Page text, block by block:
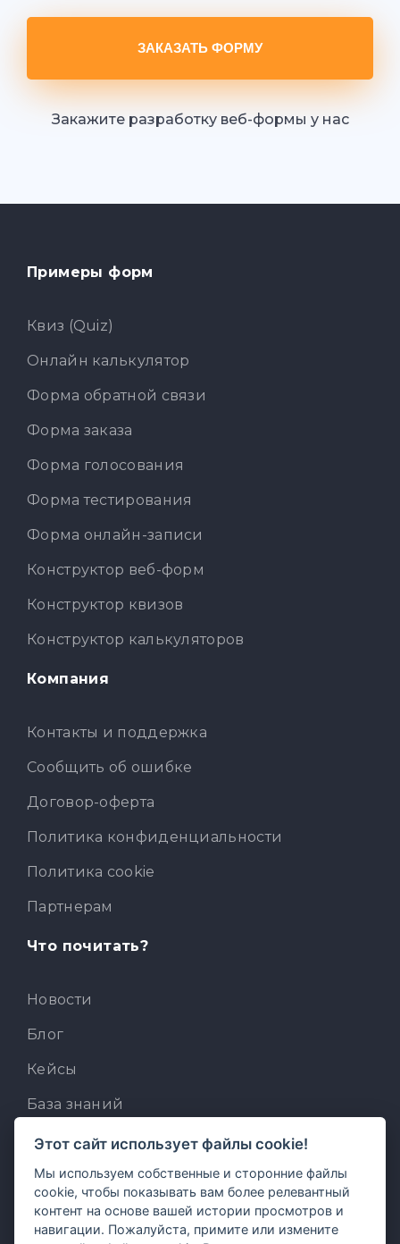
ЗАКАЗАТЬ ФОРМУ
Закажите разработку веб-формы у нас
Примеры форм
Квиз (Quiz)
Онлайн калькулятор
Форма обратной связи
Форма заказа
Форма голосования
Форма тестирования
Форма онлайн-записи
Конструктор веб-форм
Конструктор квизов
Конструктор калькуляторов
Компания
Контакты и поддержка
Сообщить об ошибке
Договор-оферта
Политика конфиденциальности
Политика cookie
Партнерам
Что почитать?
Новости
Блог
Кейсы
База знаний
Для разработчиков
Встроенный AI-ассистент
MCP для AI-клиентов
Этот сайт использует файлы cookie!
Мы используем собственные и сторонние файлы
cookie, чтобы показывать вам более релевантный
контент на основе вашей истории просмотров и
навигации. Пожалуйста, примите или измените